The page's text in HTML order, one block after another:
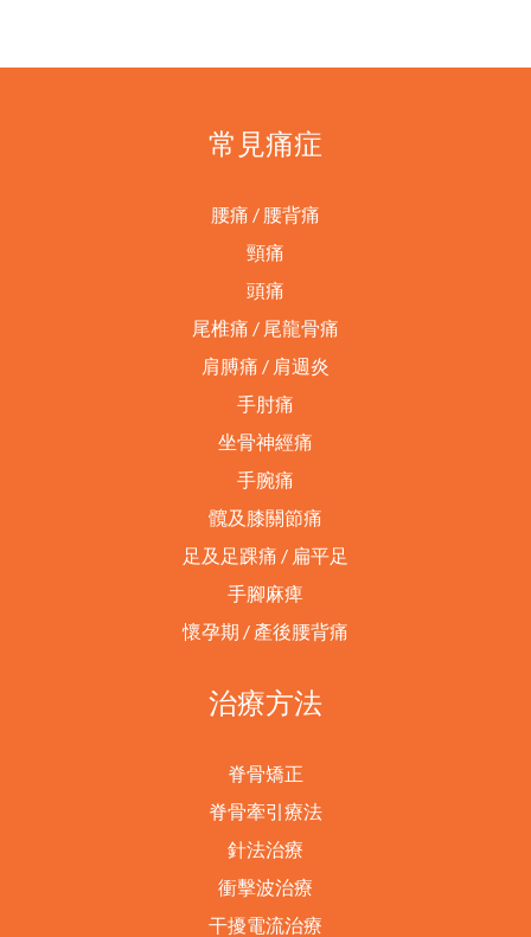
常見痛症
腰痛 / 腰背痛
頸痛
頭痛
尾椎痛 / 尾龍骨痛
肩膊痛 / 肩週炎
手肘痛
坐骨神經痛
手腕痛
髖及膝關節痛
足及足踝痛 / 扁平足
手腳麻痺
懷孕期 / 產後腰背痛
治療方法
脊骨矯正
脊骨牽引療法
針法治療
衝擊波治療
干擾電流治療